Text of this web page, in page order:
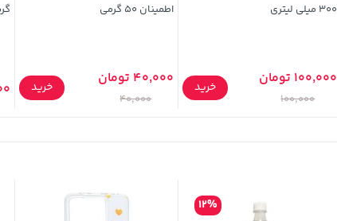
300 میلی لیتری
100,000 تومان
100,000
خرید
اطمینان 50 گرمی
40,000 تومان
40,000
خرید
12%